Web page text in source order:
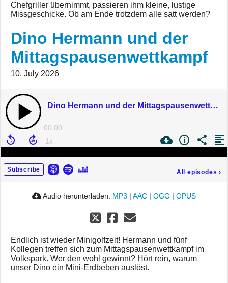
Chefgriller übernimmt, passieren ihm kleine, lustige
Missgeschicke. Ob am Ende trotzdem alle satt werden?
Dino Hermann und der
Mittagspausenwettkampf
10. July 2026
Dino Hermann und der Mittagspausenwettkampf
00:00
Subscribe All episodes ›
Audio herunterladen: MP3 | AAC | OGG | OPUS
Endlich ist wieder Minigolfzeit! Hermann und fünf
Kollegen treffen sich zum Mittagspausenwettkampf im
Volkspark. Wer den wohl gewinnt? Hört rein, warum
unser Dino ein Mini-Erdbeben auslöst.